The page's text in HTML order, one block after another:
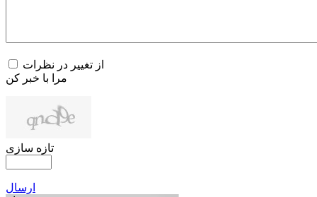
از تغییر در نظرات
مرا با خبر کن
تازه سازی
ارسال